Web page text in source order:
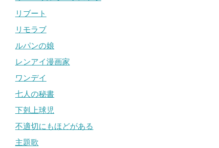
リブート
リモラブ
ルパンの娘
レンアイ漫画家
ワンデイ
七人の秘書
下剋上球児
不適切にもほどがある
主題歌